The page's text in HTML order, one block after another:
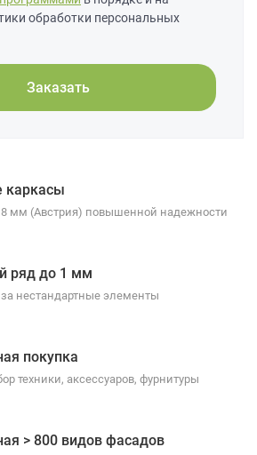
обработки персональных
Заказать
мм (Австрия) повышенной надежности
ряд до 1 мм
нестандартные элементы
покупка
техники, аксессуаров, фурнитуры
> 800 видов фасадов